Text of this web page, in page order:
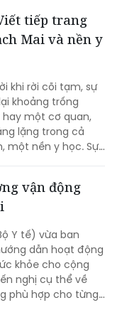
khi rời cõi tạm, sự
một cơ quan,
lặng trong cả
nền y học. Sự
Lao động, Thầy
sư Vũ Văn Đính là
vận động
Y tế) vừa ban
dẫn hoạt động
khỏe cho cộng
nghị cụ thể về
phù hợp cho từng
dưới 1 tuổi đến
nâng cao sức
bệnh tật.
công trình